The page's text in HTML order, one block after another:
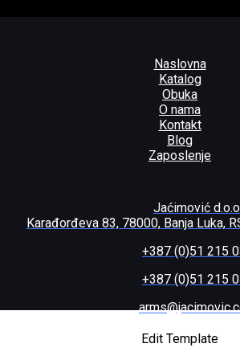
Naslovna
Katalog
Obuka
O nama
Kontakt
Blog
Zaposlenje
Jaćimović
Karađorđeva 83, 78000, Banja Luka,
+387 (0)51 215
+387 (0)51 215
Edit Template